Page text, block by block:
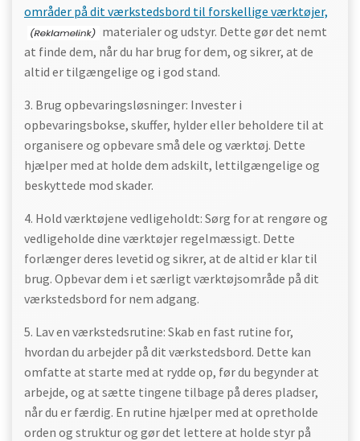
områder på dit værkstedsbord til forskellige værktøjer,
materialer og udstyr. Dette gør det nemt
at finde dem, når du har brug for dem, og sikrer, at de
altid er tilgængelige og i god stand.
3. Brug opbevaringsløsninger: Invester i
opbevaringsbokse, skuffer, hylder eller beholdere til at
organisere og opbevare små dele og værktøj. Dette
hjælper med at holde dem adskilt, lettilgængelige og
beskyttede mod skader.
4. Hold værktøjene vedligeholdt: Sørg for at rengøre og
vedligeholde dine værktøjer regelmæssigt. Dette
forlænger deres levetid og sikrer, at de altid er klar til
brug. Opbevar dem i et særligt værktøjsområde på dit
værkstedsbord for nem adgang.
5. Lav en værkstedsrutine: Skab en fast rutine for,
hvordan du arbejder på dit værkstedsbord. Dette kan
omfatte at starte med at rydde op, før du begynder at
arbejde, og at sætte tingene tilbage på deres pladser,
når du er færdig. En rutine hjælper med at opretholde
orden og struktur og gør det lettere at holde styr på